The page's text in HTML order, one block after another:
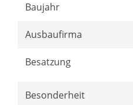
Baujahr
Ausbaufirma
Besatzung
Besonderheit